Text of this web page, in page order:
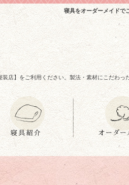
寝具をオーダーメイドで
店】をご利用ください。製法・素材にこだわ